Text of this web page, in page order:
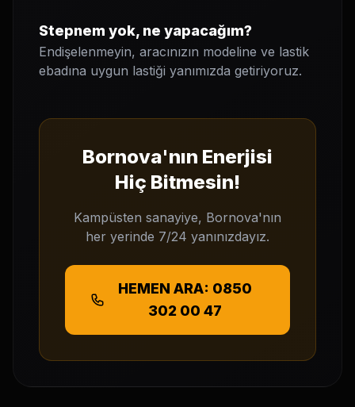
Stepnem yok, ne yapacağım?
Endişelenmeyin, aracınızın modeline ve lastik
ebadına uygun lastiği yanımızda getiriyoruz.
Bornova'nın Enerjisi
Hiç Bitmesin!
Kampüsten sanayiye, Bornova'nın
her yerinde 7/24 yanınızdayız.
HEMEN ARA: 0850
302 00 47